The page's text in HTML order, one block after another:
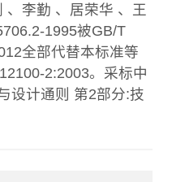
、李勤 、居荣华 、王
1995被GB/T
全部代替本标准等
2:2003。采标中
设计通则 第2部分:技